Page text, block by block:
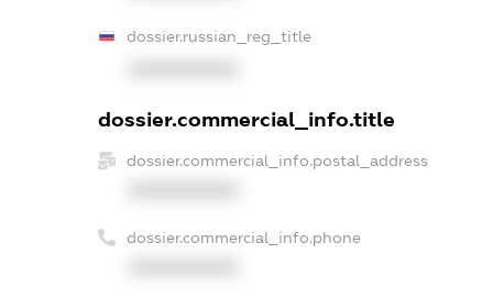
dossier.russian_reg_title
dossier.commercial_info.title
dossier.commercial_info.postal_address
dossier.commercial_info.phone